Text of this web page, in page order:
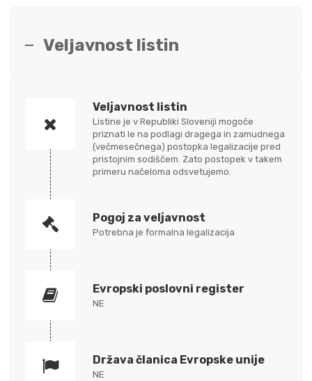
Veljavnost listin
Veljavnost listin
Listine je v Republiki Sloveniji mogoče
priznati le na podlagi dragega in zamudnega
(večmesečnega) postopka legalizacije pred
pristojnim sodiščem. Zato postopek v takem
primeru načeloma odsvetujemo.
Pogoj za veljavnost
Potrebna je formalna legalizacija
Evropski poslovni register
NE
Država članica Evropske unije
NE